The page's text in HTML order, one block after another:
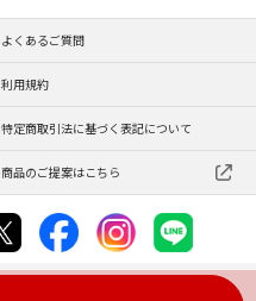
よくあるご質問
利用規約
特定商取引法に基づく表記について
商品のご提案はこちら